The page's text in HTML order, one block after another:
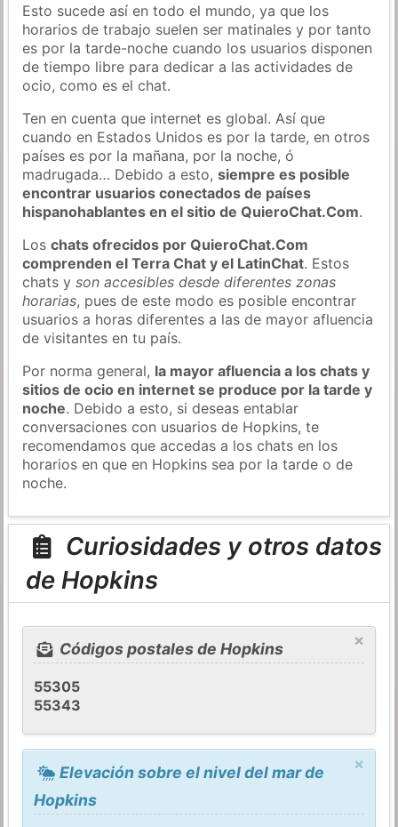
Esto sucede así en todo el mundo, ya que los
horarios de trabajo suelen ser matinales y por tanto
es por la tarde-noche cuando los usuarios disponen
de tiempo libre para dedicar a las actividades de
ocio, como es el chat.
Ten en cuenta que internet es global. Así que
cuando en Estados Unidos es por la tarde, en otros
países es por la mañana, por la noche, ó
madrugada… Debido a esto,siempre es posible
encontrar usuarios conectados de países
hispanohablantes en el sitio de QuieroChat.Com.
Loschats ofrecidos por QuieroChat.Com
comprenden el Terra Chat y el LatinChat. Estos
chats yson accesibles desde diferentes zonas
horarias, pues de este modo es posible encontrar
usuarios a horas diferentes a las de mayor afluencia
de visitantes en tu país.
Por norma general, la mayor afluencia a los chats y
sitios de ocio en internet se produce por la tarde y
noche. Debido a esto, si deseas entablar
conversaciones con usuarios de Hopkins, te
recomendamos que accedas a los chats en los
horarios en que en Hopkins sea por la tarde o de
noche.
Curiosidades y otros datos
de Hopkins
×
Códigos postales de Hopkins
55305
55343
×
Elevación sobre el nivel del mar de
Hopkins